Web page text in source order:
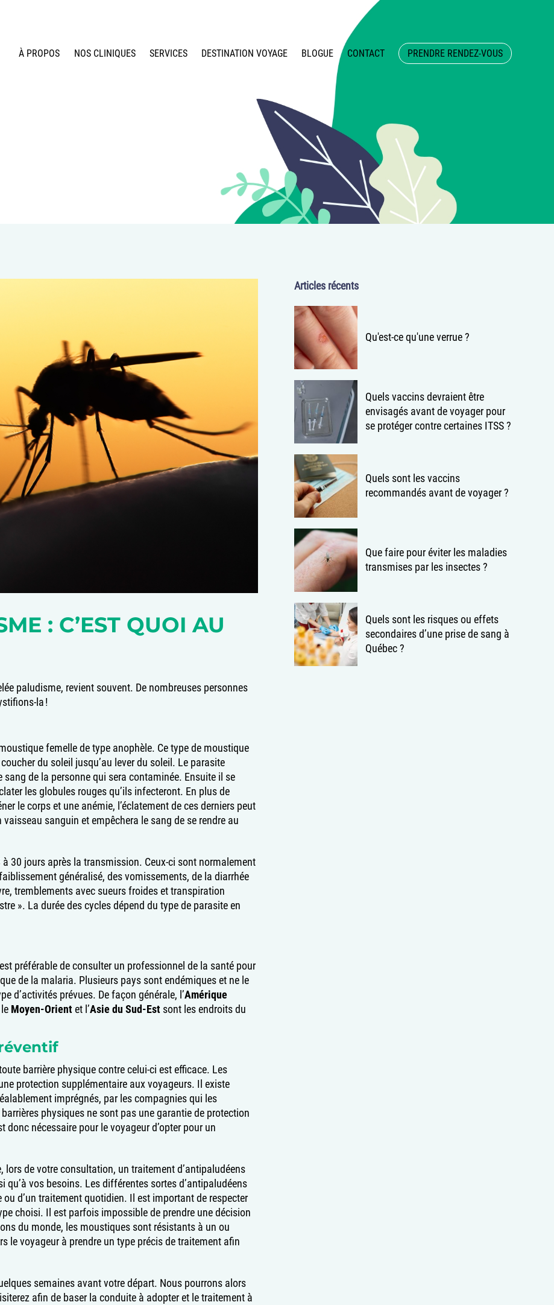
À PROPOS NOS CLINIQUES SERVICES DESTINATION VOYAGE BLOGUE CONTACT PRENDRE RENDEZ-VOUS
: C’EST QUOI AU
paludisme, revient souvent. De nombreuses personnes
la !
femelle de type anophèle. Ce type de moustique
du soleil jusqu’au lever du soleil. Le parasite
de la personne qui sera contaminée. Ensuite il se
les globules rouges qu’ils infecteront. En plus de
le corps et une anémie, l’éclatement de ces derniers peut
sanguin et empêchera le sang de se rendre au
30 jours après la transmission. Ceux-ci sont normalement
généralisé, des vomissements, de la diarrhée
tremblements avec sueurs froides et transpiration
». La durée des cycles dépend du type de parasite en
préférable de consulter un professionnel de la santé pour
de la malaria. Plusieurs pays sont endémiques et ne le
d’activités prévues. De façon générale, l’Amérique
Moyen-Orient et l’Asie du Sud-Est sont les endroits du
barrière physique contre celui-ci est efficace. Les
protection supplémentaire aux voyageurs. Il existe
imprégnés, par les compagnies qui les
physiques ne sont pas une garantie de protection
nécessaire pour le voyageur d’opter pour un
lors de votre consultation, un traitement d’antipaludéens
vos besoins. Les différentes sortes d’antipaludéens
d’un traitement quotidien. Il est important de respecter
choisi. Il est parfois impossible de prendre une décision
du monde, les moustiques sont résistants à un ou
le voyageur à prendre un type précis de traitement afin
semaines avant votre départ. Nous pourrons alors
afin de baser la conduite à adopter et le traitement à
Articles récents
Qu'est-ce qu'une verrue ?
Quels vaccins devraient être
envisagés avant de voyager pour
se protéger contre certaines ITSS ?
Quels sont les vaccins
recommandés avant de voyager ?
Que faire pour éviter les maladies
transmises par les insectes ?
Quels sont les risques ou effets
secondaires d’une prise de sang à
Québec ?